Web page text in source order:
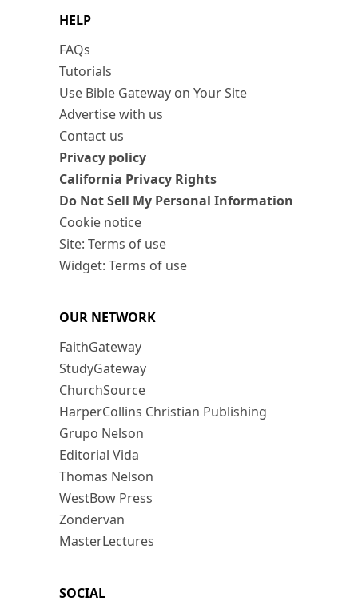
HELP
FAQs
Tutorials
Use Bible Gateway on Your Site
Advertise with us
Contact us
Privacy policy
California Privacy Rights
Do Not Sell My Personal Information
Cookie notice
Site: Terms of use
Widget: Terms of use
OUR NETWORK
FaithGateway
StudyGateway
ChurchSource
HarperCollins Christian Publishing
Grupo Nelson
Editorial Vida
Thomas Nelson
WestBow Press
Zondervan
MasterLectures
SOCIAL